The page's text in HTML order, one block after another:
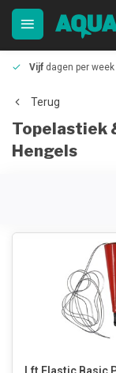
Vijf dagen per week
Terug
Topelastiek
Hengels